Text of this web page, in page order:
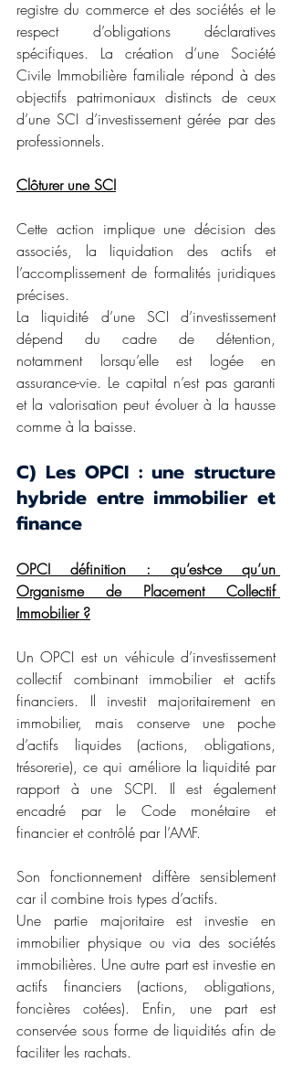
registre du commerce et des sociétés et le
respect d’obligations déclaratives
spécifiques. La création d’une Société
Civile Immobilière familiale répond à des
objectifs patrimoniaux distincts de ceux
d’une SCI d’investissement gérée par des
professionnels.
Clôturer une SCI
Cette action implique une décision des
associés, la liquidation des actifs et
l’accomplissement de formalités juridiques
précises.
La liquidité d’une SCI d’investissement
dépend du cadre de détention,
notamment lorsqu’elle est logée en
assurance-vie. Le capital n’est pas garanti
et la valorisation peut évoluer à la hausse
comme à la baisse.
C) Les OPCI : une structure
hybride entre immobilier et
finance
OPCI définition : qu’est-ce qu’un
Organisme de Placement Collectif
Immobilier ?
Un OPCI est un véhicule d’investissement
collectif combinant immobilier et actifs
financiers. Il investit majoritairement en
immobilier, mais conserve une poche
d’actifs liquides (actions, obligations,
trésorerie), ce qui améliore la liquidité par
rapport à une SCPI. Il est également
encadré par le Code monétaire et
financier et contrôlé par l’AMF.
Son fonctionnement diffère sensiblement
car il combine trois types d’actifs.
Une partie majoritaire est investie en
immobilier physique ou via des sociétés
immobilières. Une autre part est investie en
actifs financiers (actions, obligations,
foncières cotées). Enfin, une part est
conservée sous forme de liquidités afin de
faciliter les rachats.